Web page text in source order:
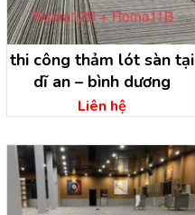
thi công thảm lót sàn tại
dĩ an – bình dương
Liên hệ